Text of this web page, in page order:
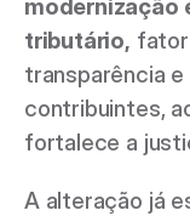
modernização
tributário,
transparência
contribuintes,
fortalece a
A alteração já